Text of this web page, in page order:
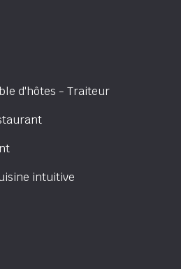
d'hôtes - Traiteur
intuitive